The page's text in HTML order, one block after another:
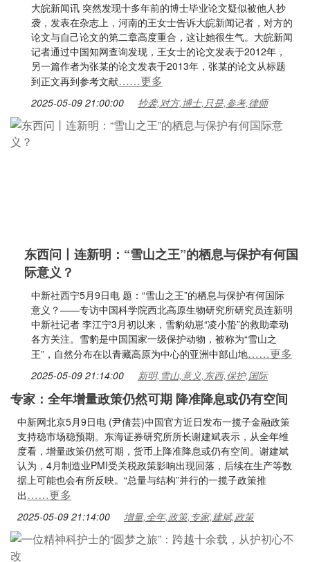
大皖新闻讯 突然发现十多年前的博士毕业论文疑似被他人抄
袭，发表在杂志上，河南的王女士告诉大皖新闻记者，对方的
论文与自己论文的第二章高度重合，这让她很生气。大皖新闻
记者通过中国知网查询发现，王女士的论文发表于2012年，
另一篇作者为张某的论文发表于2013年，张某的论文从标题
到正文再到参考文献……更多
2025-05-09 21:00:00 抄袭,对方,博士,只是,参考,律师
东西问丨连新明：“雪山之王”的栖息与保护有何国
际意义？
中新社西宁5月9日电 题：“雪山之王”的栖息与保护有何国际
意义？——专访中国科学院西北高原生物研究所研究员连新明
中新社记者 李江宁3月初以来，雪豹幼崽“凌小蛰”的救助牵动
各方关注。雪豹是中国国家一级保护动物，被称为“雪山之
王”，自然分布在以青藏高原为中心的亚洲中部山地……更多
2025-05-09 21:14:00 新明,雪山,意义,东西,保护,国际
专家：全年增量政策仍然可期 降准降息或仍有空间
中新网北京5月9日电 (尹倩芸)中国官方近日发布一揽子金融政策
支持稳市场稳预期。东海证券研究所所长谢建斌表示，从全年维
度看，增量政策仍然可期，货币上降准降息或仍有空间。谢建斌
认为，4月制造业PMI受关税政策影响出现回落，后续在生产等数
据上可能也会有所反映。“总量与结构”并行的一揽子政策推
出……更多
2025-05-09 21:14:00 增量,全年,政策,专家,建斌,政策